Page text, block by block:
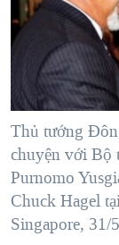
"Tìm"NGƯỜI VIỆT
ĐỜI SỐNG
KINH TẾ
KHOA HỌC
SỨC KHOẺ
VĂN HOÁ
THỂ THAO
GIÁO DỤC
HÀNH
MỘT NĂM
GIẢI MÃ
NGÀY TỊ NẠN
TRỊNH VĨNH
GROUND
CHI PHÍ
VIDEO
MẠNG XÃ HỘI
Ngôn ngữ
Thủ tướng
chuyện với Bộ
Purnomo
Chuck Hagel
Singapore, 31/